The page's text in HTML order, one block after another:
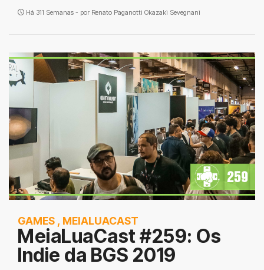
Há 311 Semanas - por Renato Paganotti Okazaki Sevegnani
GAMES , MEIALUACAST
MeiaLuaCast #259: Os
Indie da BGS 2019